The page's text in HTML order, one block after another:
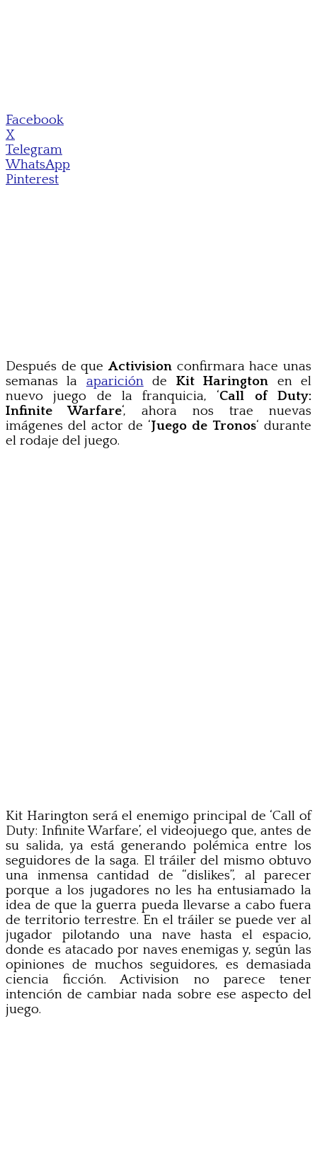
Facebook
X
Telegram
WhatsApp
Pinterest
Después de que Activision confirmara hace unas
semanas la apariciónde Kit Harington en el
nuevo juego de la franquicia, ‘Call of Duty:
Infinite Warfare‘, ahora nos trae nuevas
imágenes del actor de ‘Juego de Tronos‘ durante
el rodaje del juego.
Kit Harington será el enemigo principal de ‘Call of
Duty: Infinite Warfare’, el videojuego que, antes de
su salida, ya está generando polémica entre los
seguidores de la saga. El tráiler del mismo obtuvo
una inmensa cantidad de “dislikes”, al parecer
porque a los jugadores no les ha entusiamado la
idea de que la guerra pueda llevarse a cabo fuera
de territorio terrestre. En el tráiler se puede ver al
jugador pilotando una nave hasta el espacio,
donde es atacado por naves enemigas y, según las
opiniones de muchos seguidores, es demasiada
ciencia ficción. Activision no parece tener
intención de cambiar nada sobre ese aspecto del
juego.